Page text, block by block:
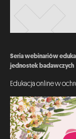
Seria webinariów
jednostek badawczych
Edukacja online w